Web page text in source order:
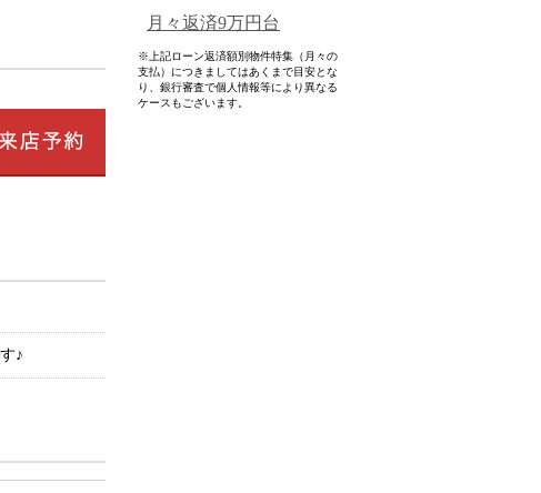
♪
月々返済9万円台
※上記ローン返済額別物件特集（月々の
支払）につきましてはあくまで目安とな
り、銀行審査で個人情報等により異なる
ケースもございます。